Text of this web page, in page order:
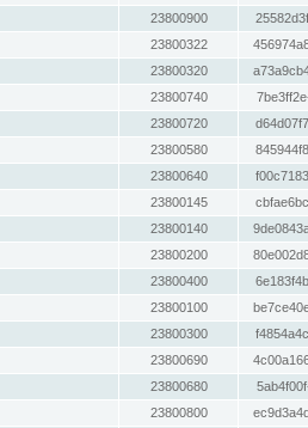
23800900
23800322
23800320
23800740
23800720
23800580
23800640
23800145
23800140
23800200
23800400
23800100
23800300
23800690
23800680
23800800